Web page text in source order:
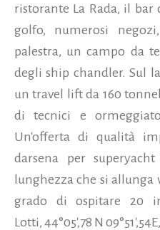
ristorante La Rada, il bar
golfo, numerosi
palestra, un campo da
degli ship chandler. Sul
un travel lift da 160
di tecnici e
Un'offerta di qualità
darsena per
lunghezza che si allunga
grado di ospitare 20
Lotti, 44°05',78 N